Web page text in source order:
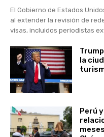
El Gobierno de Estados
al extender la revisión de
visas, incluidos periodistas
la
Perú